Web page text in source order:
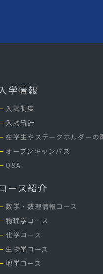
学情報
入試制度
入試統計
在学生やステークホルダーの
オープンキャンパス
Q&A
コース紹介
数学・数理情報コース
物理学コース
化学コース
生物学コース
地学コース